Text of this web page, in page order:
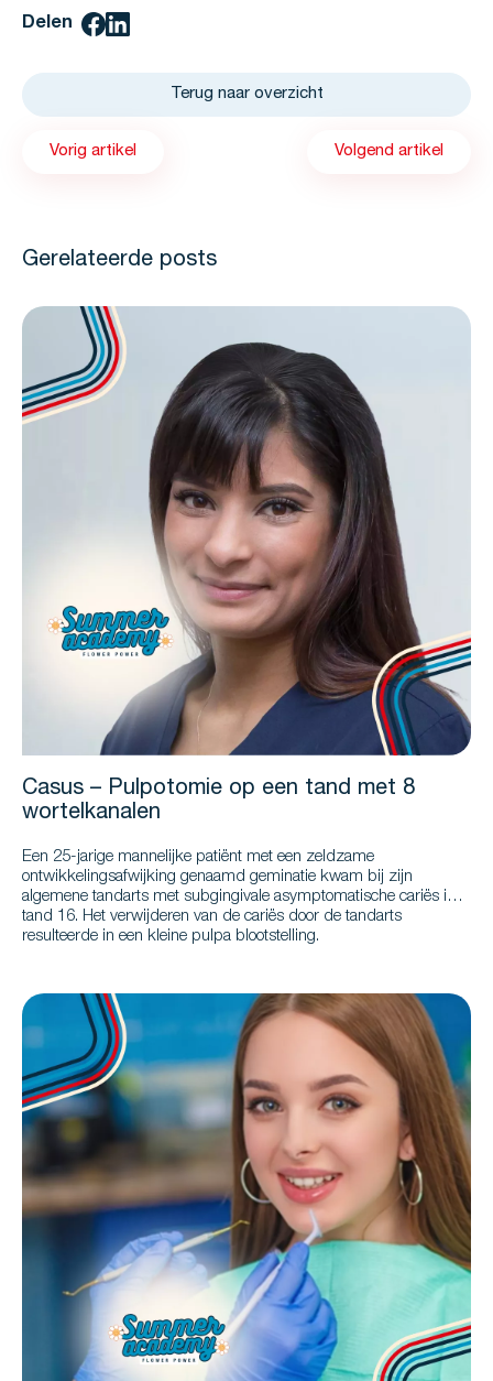
Delen
Terug naar overzicht
Vorig artikel Volgend artikel
Gerelateerde posts
Casus – Pulpotomie op een tand met 8
wortelkanalen
Een 25-jarige mannelijke patiënt met een zeldzame
ontwikkelingsafwijking genaamd geminatie kwam bij zijn
algemene tandarts met subgingivale asymptomatische cariës in
tand 16. Het verwijderen van de cariës door de tandarts
resulteerde in een kleine pulpa blootstelling.